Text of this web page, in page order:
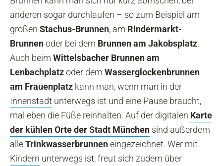
anderen sogar durchlaufen – so zum Beispiel am
großen Stachus-Brunnen, am Rindermarkt-
Brunnenoder bei dem Brunnen am Jakobsplatz.
Auch beim Wittelsbacher Brunnen am
Lenbachplatzoder dem Wasserglockenbrunnen
am Frauenplatz kann man, wenn man in der
Innenstadt unterwegs ist und eine Pause braucht,
mal eben die Füße reinhalten. Auf der digitalen Karte
der kühlen Orte der Stadt München sind außerdem
alleTrinkwasserbrunneneingezeichnet. Wer mit
Kindern unterwegs ist, freut sich zudem über